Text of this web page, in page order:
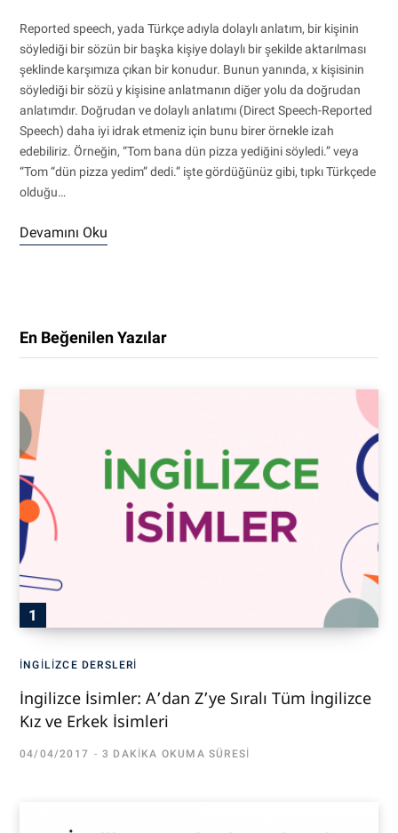
Reported speech, yada Türkçe adıyla dolaylı anlatım, bir kişinin
söylediği bir sözün bir başka kişiye dolaylı bir şekilde aktarılması
şeklinde karşımıza çıkan bir konudur. Bunun yanında, x kişisinin
söylediği bir sözü y kişisine anlatmanın diğer yolu da doğrudan
anlatımdır. Doğrudan ve dolaylı anlatımı (Direct Speech-Reported
Speech) daha iyi idrak etmeniz için bunu birer örnekle izah
edebiliriz. Örneğin, “Tom bana dün pizza yediğini söyledi.” veya
“Tom “dün pizza yedim” dedi.” işte gördüğünüz gibi, tıpkı Türkçede
olduğu…
Devamını Oku
En Beğenilen Yazılar
İNGILIZCE DERSLERI
İngilizce İsimler: A’dan Z’ye Sıralı Tüm İngilizce
Kız ve Erkek İsimleri
04/04/2017 3 DAKIKA OKUMA SÜRESI